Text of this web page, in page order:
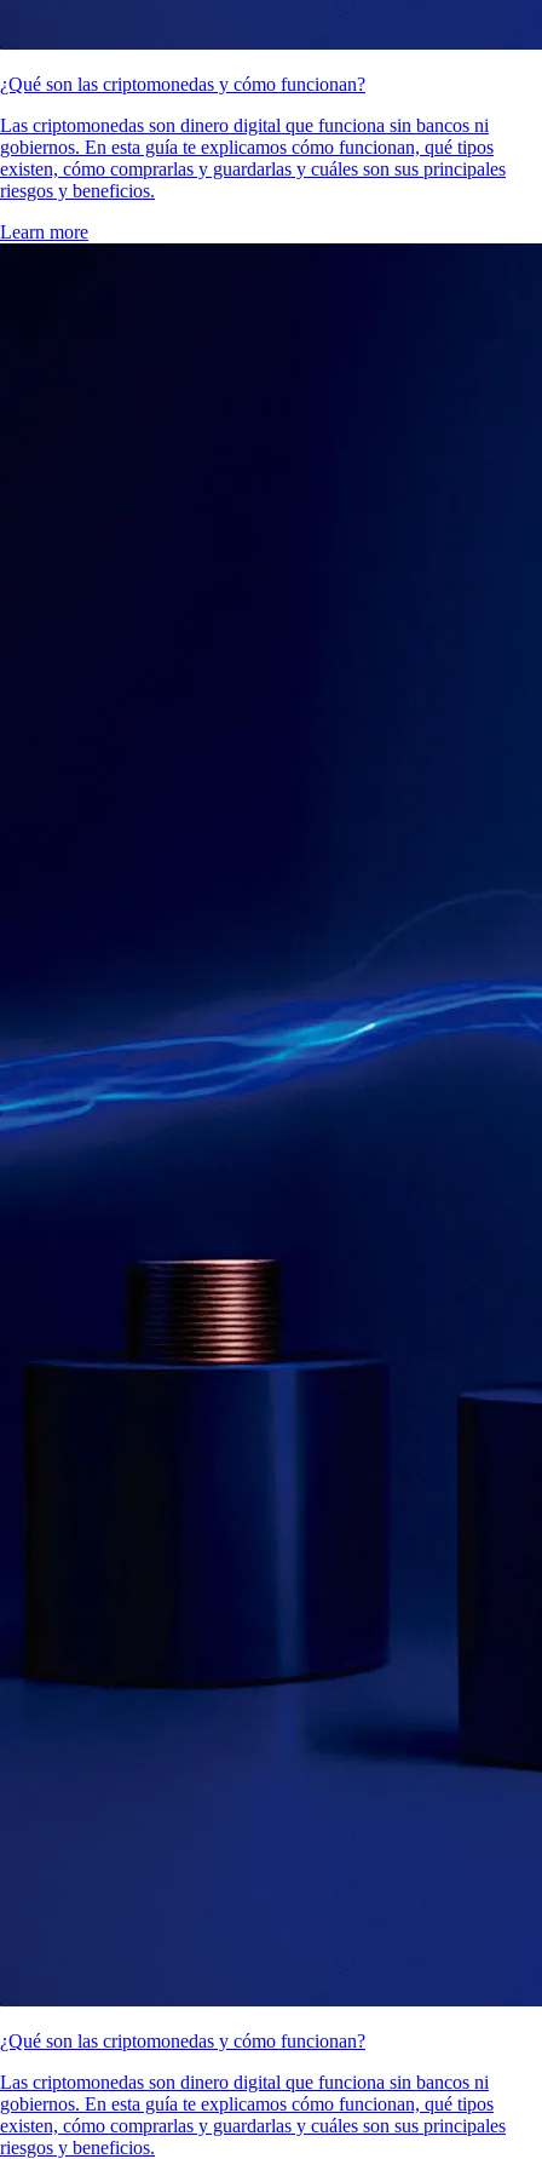
¿Qué son las criptomonedas y cómo funcionan?
Las criptomonedas son dinero digital que funciona sin bancos ni
gobiernos. En esta guía te explicamos cómo funcionan, qué tipos
existen, cómo comprarlas y guardarlas y cuáles son sus principales
riesgos y beneficios.
Learn more
¿Qué son las criptomonedas y cómo funcionan?
Las criptomonedas son dinero digital que funciona sin bancos ni
gobiernos. En esta guía te explicamos cómo funcionan, qué tipos
existen, cómo comprarlas y guardarlas y cuáles son sus principales
riesgos y beneficios.